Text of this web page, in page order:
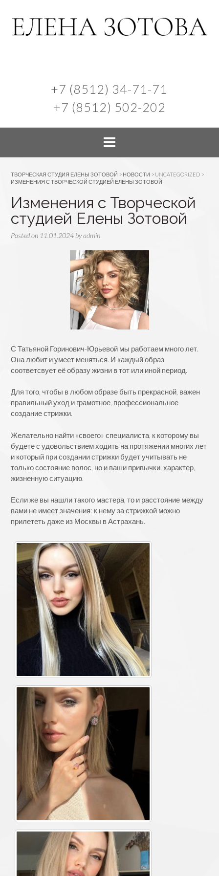
+7 (8512) 34-71-71
+7 (8512) 502-202
ТВОРЧЕСКАЯ СТУДИЯ ЕЛЕНЫ ЗОТОВОЙ > НОВОСТИ > UNCATEGORIZED >
ИЗМЕНЕНИЯ С ТВОРЧЕСКОЙ СТУДИЕЙ ЕЛЕНЫ ЗОТОВОЙ
Изменения с Творческой
студией Елены Зотовой
Posted on 11.01.2024 byadmin
С Татьяной Горинович-Юрьевой мы работаем много лет.
Она любит и умеет меняться. И каждый образ
соответсвует её образу жизни в тот или иной период.
Для того, чтобы в любом образе быть прекрасной, важен
правильный уход и грамотное, профессиональное
создание стрижки.
Желательно найти «своего» специалиста, к которому вы
будете с удовольствием ходить на протяжении многих лет
и который при создании стрижки будет учитывать не
только состояние волос, но и ваши привычки, характер,
жизненную ситуацию.
Если же вы нашли такого мастера, то и расстояние между
вами не имеет значения: к нему за стрижкой можно
прилететь даже из Москвы в Астрахань.